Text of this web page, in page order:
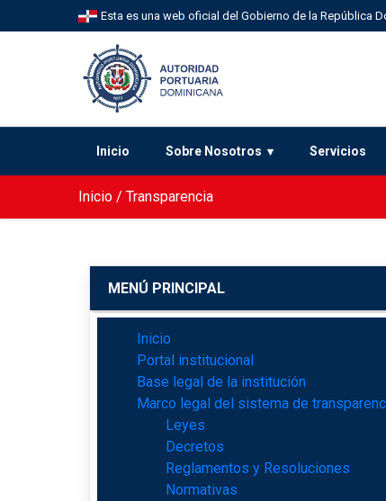
Esta es una web oficial del Gobierno de la República
Inicio Sobre Nosotros Servicios
Inicio / Transparencia
MENÚ PRINCIPAL
Inicio
Portal institucional
Base legal de la institución
Marco legal del sistema de
Leyes
Decretos
Reglamentos y Resoluciones
Normativas